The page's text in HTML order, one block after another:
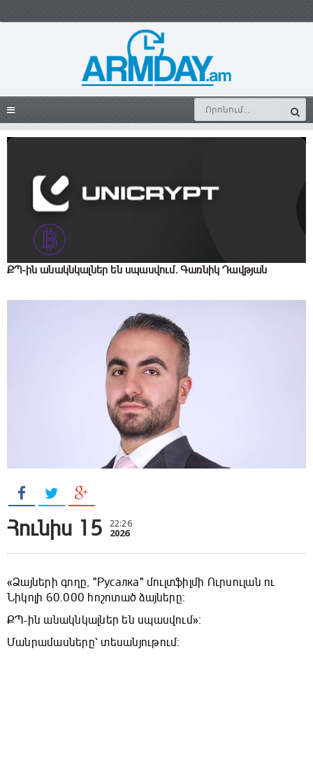
ՔՊ-ին անակնկալներ են սպասվում․ Գառնիկ Դավթյան
Հունիս 15 22:26
2026
«Ձայների գողը, "Русалка" մուլտֆիլմի Ուրսուլան ու
Նիկոլի 60.000 հոշոտած ձայները։
ՔՊ-ին անակնկալներ են սպասվում»։
Մանրամասները՝ տեսանյութում։